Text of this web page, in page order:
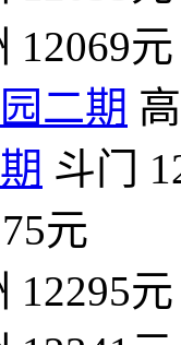
12069元
二期
斗门
元
12295元